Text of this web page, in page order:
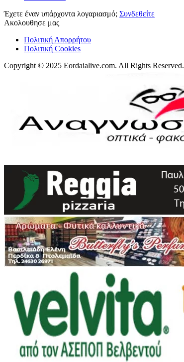
Έχετε έναν υπάρχοντα λογαριασμό; Συνδεθείτε
Ακολουθησε μας
Πολιτική Απορρήτου
Πολιτική Cookies
Copyright © 2025 Eordaialive.com. All Rights Reserved.